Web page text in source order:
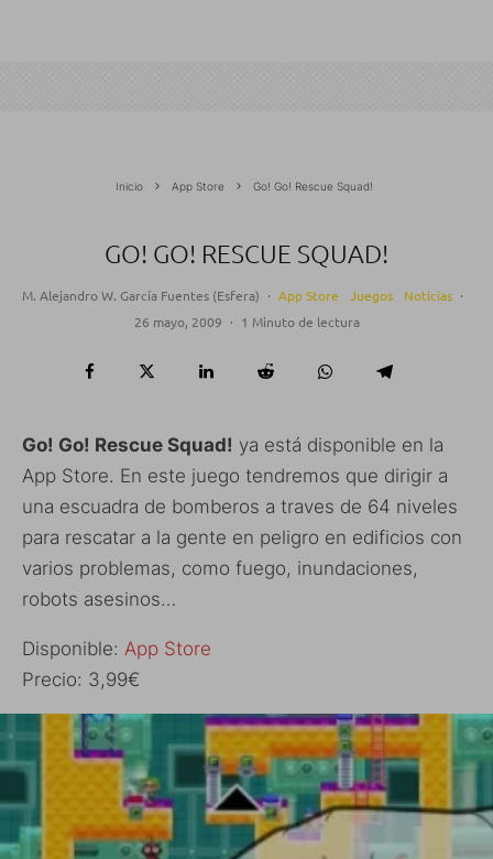
Inicio App Store Go! Go! Rescue Squad!
GO! GO! RESCUE SQUAD!
M. Alejandro W. García Fuentes (Esfera) · App Store Juegos Noticias ·
26 mayo, 2009 · 1 Minuto de lectura
Go! Go! Rescue Squad! ya está disponible en la
App Store. En este juego tendremos que dirigir a
una escuadra de bomberos a traves de 64 niveles
para rescatar a la gente en peligro en edificios con
varios problemas, como fuego, inundaciones,
robots asesinos…
Disponible: App Store
Precio: 3,99€